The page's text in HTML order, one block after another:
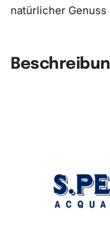
natürlicher